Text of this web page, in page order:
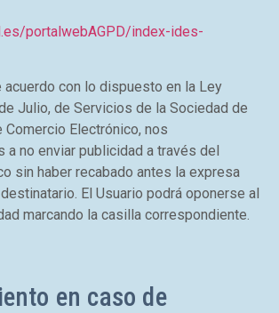
portalwebAGPD/index-ides-
acuerdo con lo dispuesto en la Ley
Julio, de Servicios de la Sociedad de
Comercio Electrónico, nos
a no enviar publicidad a través del
sin haber recabado antes la expresa
El Usuario podrá oponerse al
marcando la casilla correspondiente.
en caso de